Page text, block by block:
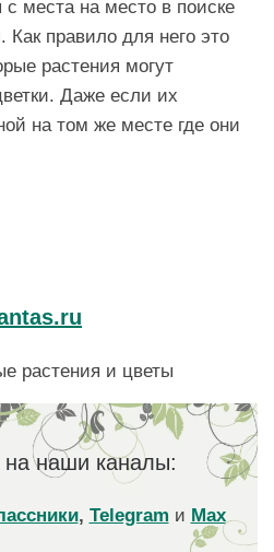
с места на место в поиске
правило для него это
растения могут
Даже если их
на том же месте где они
растения и цветы
наши каналы:
, Telegram и Max